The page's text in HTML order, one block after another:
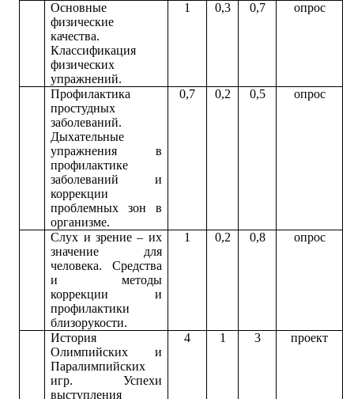
Основные
физические
качества.
Классификация
физических
упражнений.
1 0,3 0,7 опрос
Профилактика
простудных
заболеваний.
Дыхательные
упражнения в
профилактике
заболеваний и
коррекции
проблемных зон в
организме.
0,7 0,2 0,5 опрос
Слух и зрение – их
значение для
человека. Средства
и методы
коррекции и
профилактики
близорукости.
1 0,2 0,8 опрос
История
Олимпийских и
Паралимпийских
игр. Успехи
выступления
4 1 3 проект